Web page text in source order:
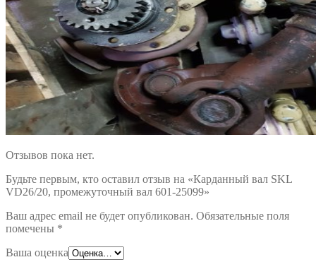
Отзывов пока нет.
Будьте первым, кто оставил отзыв на «Карданный вал SKL
VD26/20, промежуточный вал 601-25099»
Ваш адрес email не будет опубликован. Обязательные поля
помечены *
Ваша оценка